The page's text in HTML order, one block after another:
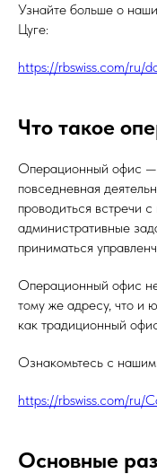
Узнайте больше о
Цуге:
https://rbswiss.com/ru/
Что такое
Операционный офис —
повседневная
проводиться встречи
административные
приниматься
Операционный офис
тому же адресу, что и
как традиционный
Ознакомьтесь с
https://rbswiss.com/ru/
Основные